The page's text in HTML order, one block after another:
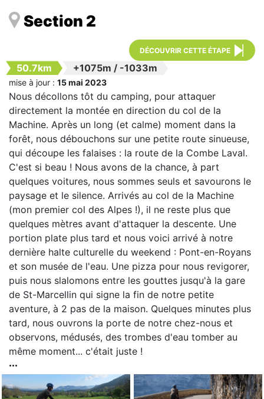
Section 2
DÉCOUVRIR CETTE ÉTAPE
50.7km +1075m / -1033m
mise à jour : 15 mai 2023
Nous décollons tôt du camping, pour attaquer
directement la montée en direction du col de la
Machine. Après un long (et calme) moment dans la
forêt, nous débouchons sur une petite route sinueuse,
qui découpe les falaises : la route de la Combe Laval.
C'est si beau ! Nous avons de la chance, à part
quelques voitures, nous sommes seuls et savourons le
paysage et le silence. Arrivés au col de la Machine
(mon premier col des Alpes !), il ne reste plus que
quelques mètres avant d'attaquer la descente. Une
portion plate plus tard et nous voici arrivé à notre
dernière halte culturelle du weekend : Pont-en-Royans
et son musée de l'eau. Une pizza pour nous revigorer,
puis nous slalomons entre les gouttes jusqu'à la gare
de St-Marcellin qui signe la fin de notre petite
aventure, à 2 pas de la maison. Quelques minutes plus
tard, nous ouvrons la porte de notre chez-nous et
observons, médusés, des trombes d'eau tomber au
même moment... c'était juste !